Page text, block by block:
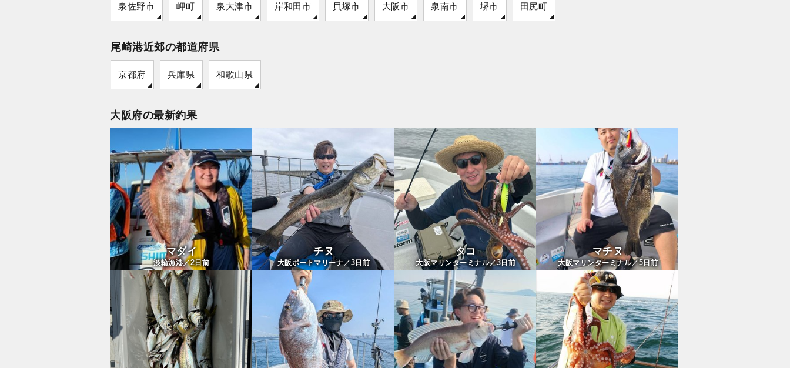
泉佐野市 岬町 泉大津市 岸和田市 貝塚市 大阪市 泉南市 堺市 田尻町
尾崎港近郊の都道府県
京都府 兵庫県 和歌山県
大阪府の最新釣果
マダイ
淡輪漁港／2日前
チヌ
大阪ポートマリーナ／3日前
タコ
大阪マリンターミナル／3日前
マチヌ
大阪マリンターミナル／5日前